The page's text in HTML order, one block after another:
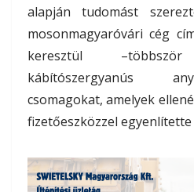
alapján tudomást
mosonmagyaróvári cég
keresztül
kábítószergyanús
csomagokat, amelyek
fizetőeszközzel egyenlítette